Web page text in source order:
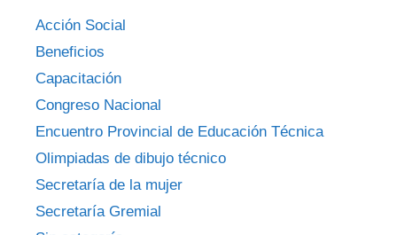
Acción Social
Beneficios
Capacitación
Congreso Nacional
Encuentro Provincial de Educación Técnica
Olimpiadas de dibujo técnico
Secretaría de la mujer
Secretaría Gremial